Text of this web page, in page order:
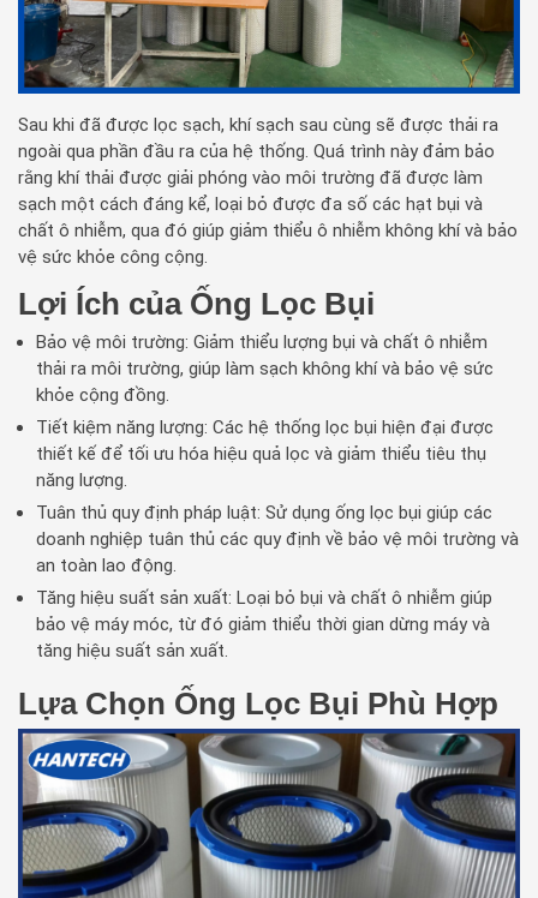
Sau khi đã được lọc sạch, khí sạch sau cùng sẽ được thải ra
ngoài qua phần đầu ra của hệ thống. Quá trình này đảm bảo
rằng khí thải được giải phóng vào môi trường đã được làm
sạch một cách đáng kể, loại bỏ được đa số các hạt bụi và
chất ô nhiễm, qua đó giúp giảm thiểu ô nhiễm không khí và bảo
vệ sức khỏe công cộng.
Lợi Ích của Ống Lọc Bụi
Bảo vệ môi trường: Giảm thiểu lượng bụi và chất ô nhiễm
thải ra môi trường, giúp làm sạch không khí và bảo vệ sức
khỏe cộng đồng.
Tiết kiệm năng lượng: Các hệ thống lọc bụi hiện đại được
thiết kế để tối ưu hóa hiệu quả lọc và giảm thiểu tiêu thụ
năng lượng.
Tuân thủ quy định pháp luật: Sử dụng ống lọc bụi giúp các
doanh nghiệp tuân thủ các quy định về bảo vệ môi trường và
an toàn lao động.
Tăng hiệu suất sản xuất: Loại bỏ bụi và chất ô nhiễm giúp
bảo vệ máy móc, từ đó giảm thiểu thời gian dừng máy và
tăng hiệu suất sản xuất.
Lựa Chọn Ống Lọc Bụi Phù Hợp